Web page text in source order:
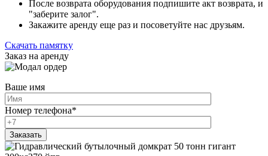
После возврата оборудования подпишите акт возврата, и
"заберите залог".
Закажите аренду еще раз и посоветуйте нас друзьям.
Скачать памятку
Заказ на аренду
Ваше имя
Номер телефона*